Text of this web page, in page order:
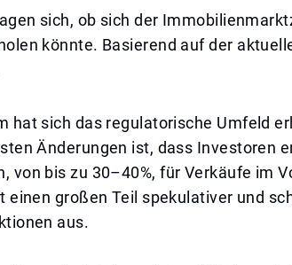
sich, ob sich der
könnte. Basierend auf der
hat sich das regulatorische Umfeld
Änderungen ist, dass Investoren
von bis zu 30–40%, für Verkäufe im
einen großen Teil spekulativer und
aus.